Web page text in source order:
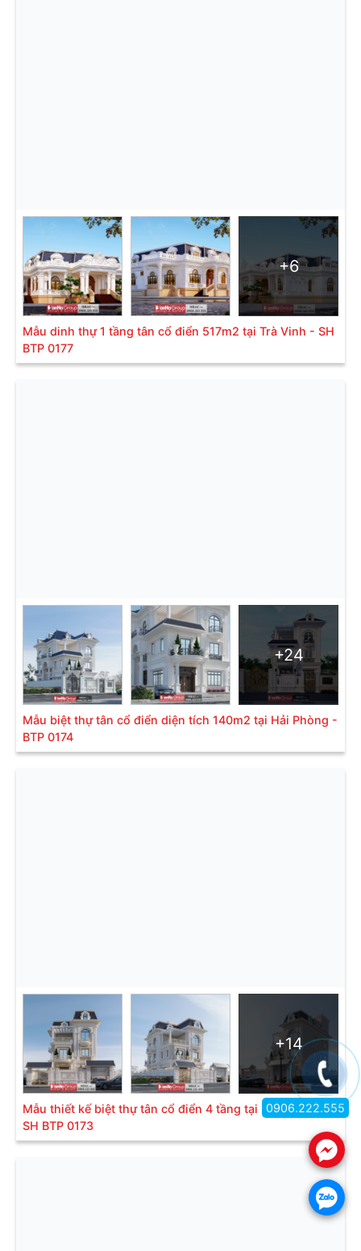
+6
Mẫu dinh thự 1 tầng tân cổ điển 517m2 tại Trà Vinh - SH
BTP 0177
+24
Mẫu biệt thự tân cổ điển diện tích 140m2 tại Hải Phòng -
BTP 0174
+14
Mẫu thiết kế biệt thự tân cổ điển 4 tầng tại Bắc Ninh -
SH BTP 0173
.
.
0906.222.555